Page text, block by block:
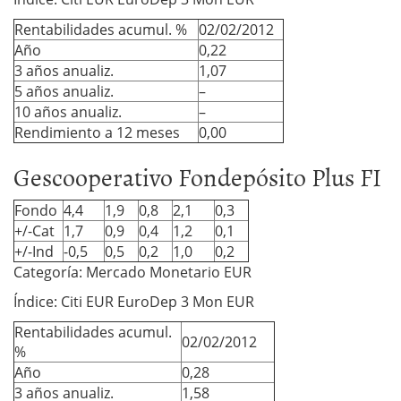
Rentabilidades acumul. % 02/02/2012
Año
0,22
3 años anualiz.
1,07
5 años anualiz.
–
10 años anualiz.
–
Rendimiento a 12 meses
0,00
Gescooperativo Fondepósito Plus FI
Fondo 4,4 1,9 0,8 2,1
0,3
+/-Cat 1,7 0,9 0,4 1,2
0,1
+/-Ind -0,5 0,5 0,2 1,0
0,2
Categoría: Mercado Monetario EUR
Índice: Citi EUR EuroDep 3 Mon EUR
Rentabilidades acumul.
%
02/02/2012
Año
0,28
3 años anualiz.
1,58